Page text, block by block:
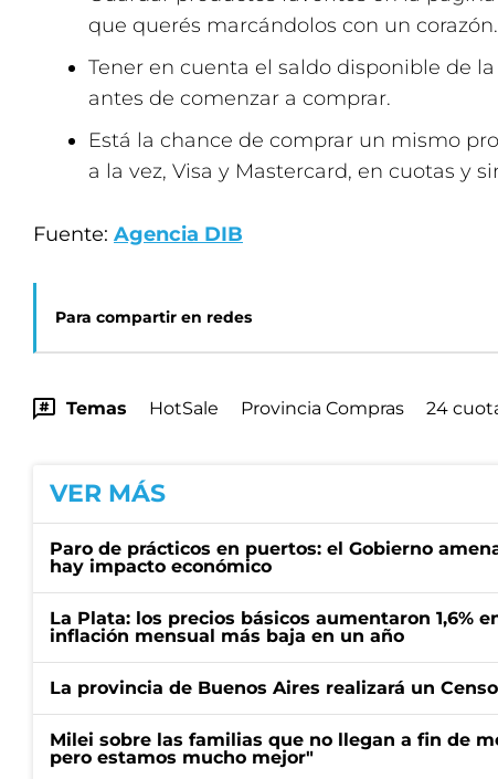
que querés marcándolos con un corazón.
Tener en cuenta el saldo disponible de
antes de comenzar a comprar.
Está la chance de comprar un mismo
a la vez, Visa y Mastercard, en cuotas y
Fuente: Agencia DIB
Para compartir en redes
Temas HotSale Provincia Compras 24
VER MÁS
Paro de prácticos en puertos: el Gobierno
hay impacto económico
La Plata: los precios básicos aumentaron 1,6%
inflación mensual más baja en un año
La provincia de Buenos Aires realizará un
Milei sobre las familias que no llegan a fin de
pero estamos mucho mejor"